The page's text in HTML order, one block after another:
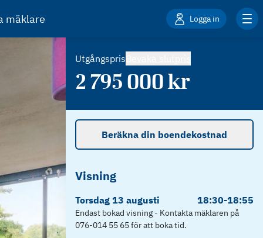
mäklare Logga in
Utgångspris
2 795 000kr
Beräkna din boendekostnad
Visning
Torsdag 13 augusti 18:30-18:55
Endast bokad visning - Kontakta mäklaren på
076-014 55 65 för att boka tid.